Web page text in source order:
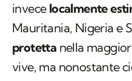
invece localmente
Mauritania, Nigeria e
protetta nella
vive, ma nonostante